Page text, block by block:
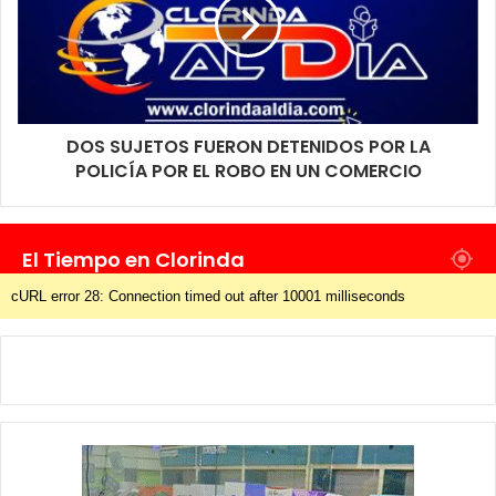
DOS SUJETOS FUERON DETENIDOS POR LA
POLICÍA POR EL ROBO EN UN COMERCIO
El Tiempo en Clorinda
cURL error 28: Connection timed out after 10001 milliseconds